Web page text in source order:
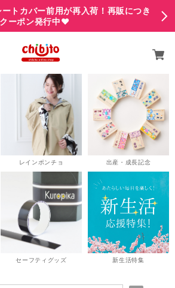
トカバー前用が再入荷！再販につき
ーポン発行中♥
レインポンチョ 出産・成長記念
セーフティグッズ 新生活特集